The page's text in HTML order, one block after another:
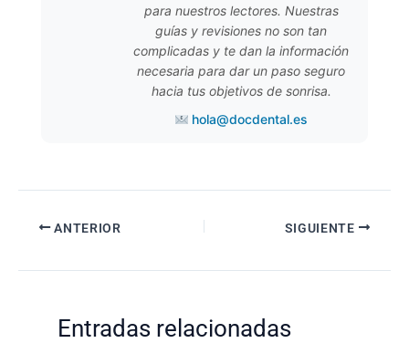
para nuestros lectores. Nuestras
guías y revisiones no son tan
complicadas y te dan la información
necesaria para dar un paso seguro
hacia tus objetivos de sonrisa.
hola@docdental.es
Navegación
entradas
ANTERIOR SIGUIENTE
Entradas relacionadas